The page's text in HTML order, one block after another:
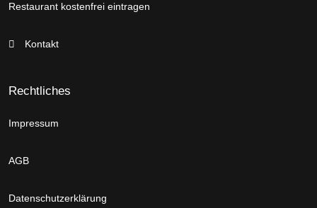
Restaurant kostenfrei eintragen
Kontakt
Rechtliches
Impressum
AGB
Datenschutzerklärung